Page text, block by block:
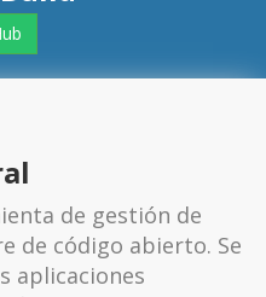
de gestión de
de código abierto. Se
aplicaciones